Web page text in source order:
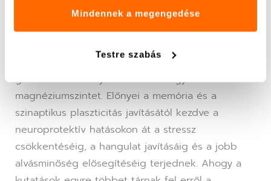
Mindennek a megengedése
Testre szabás
A magnézium-L-treonát áttörést jelent a kognitív
mivel egyedülálló módon képes átjutni a vér-agy
gáton és hatékonyan növelni az agyi
magnéziumszintet. Előnyei a memória és a
szinaptikus plaszticitás javításától kezdve a
neuroprotektív hatásokon át a stressz
csökkentéséig, a hangulat javításáig és a jobb
alvásminőség elősegítéséig terjednek. Ahogy a